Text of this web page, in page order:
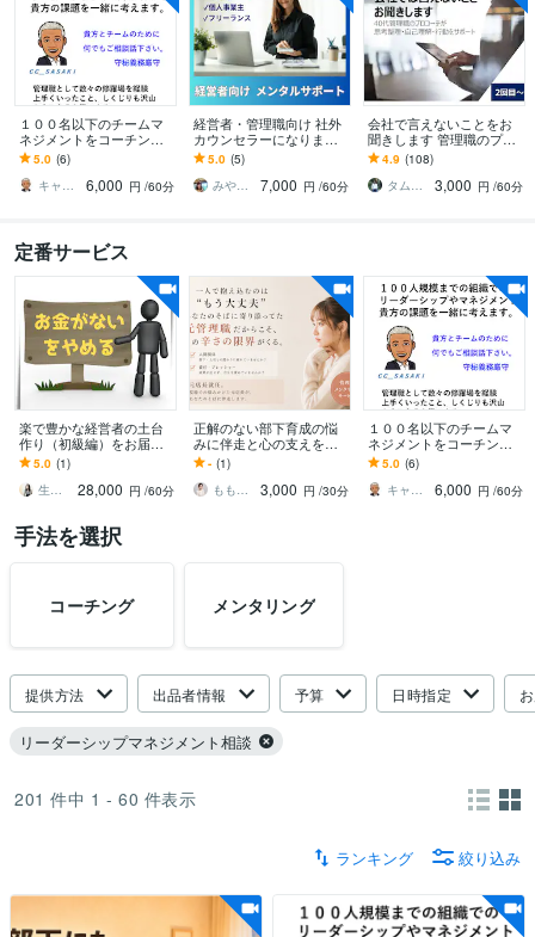
１００名以下のチームマ
ネジメントをコーチング
します メンバーとの関係
性を大切に貴方自身も楽
になれるマネジメントを
5.0 (6)
キャリア テイクオフ CC＿SASAKI
6,000 円 /60分
経営者・管理職向け 社外
カウンセラーになります
部下との関わり/人間関係
の悩み/仕事の悩み/傾聴・
分析します
5.0 (5)
みやび 生き方デザイナー
7,000 円 /60分
会社で言えないことをお
聞きします 管理職のプロ
コーチが思考整理・自己
理解・行動をサポート
4.9 (108)
タムシンコーチ
3,000 円 /60分
定番サービス
楽で豊かな経営者の土台
作り（初級編）をお届け
します お金の悩みを解決
したい経営者・個人事業
主の方にお勧めです！
5.0 (1)
生きているだけでカウンセラー 紀凛
28,000 円 /60分
正解のない部下育成の悩
みに伴走と心の支えを届
けます 23歳で店長就任|元
店長が本音に寄り添いメ
ンタリングします
- (1)
ももか｜管理職のメンター・育成の伴走者
3,000 円 /30分
１００名以下のチームマ
ネジメントをコーチング
します メンバーとの関係
性を大切に貴方自身も楽
になれるマネジメントを
5.0 (6)
キャリア テイクオフ CC＿SASAKI
6,000 円 /60分
手法を選択
コーチング メンタリング
提供方法 出品者情報 予算 日時指定
リーダーシップマネジメント相談
201 件中 1 - 60 件表示
ランキング 絞り込み